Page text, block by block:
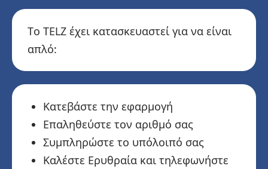
Το TELZ έχει κατασκευαστεί για να είναι
απλό:
Κατεβάστε την εφαρμογή
Επαληθεύστε τον αριθμό σας
Συμπληρώστε το υπόλοιπό σας
Καλέστε Ερυθραία και τηλεφωνήστε